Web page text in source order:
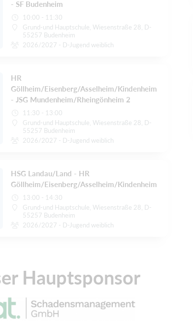
- SF Budenheim
10:00 - 11:30
Grund-und Hauptschule, Wiesenstraße 28, D-
55257 Budenheim
2026/2027 - D-Jugend weiblich
HR
Göllheim/Eisenberg/Asselheim/Kindenheim
- JSG Mundenheim/Rheingönheim 2
11:30 - 13:00
Grund-und Hauptschule, Wiesenstraße 28, D-
55257 Budenheim
2026/2027 - D-Jugend weiblich
HSG Landau/Land - HR
Göllheim/Eisenberg/Asselheim/Kindenheim
13:00 - 14:30
Grund-und Hauptschule, Wiesenstraße 28, D-
55257 Budenheim
2026/2027 - D-Jugend weiblich
Hauptsponsor